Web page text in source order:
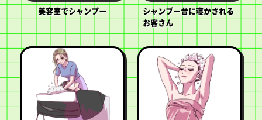
美容室でシャンプー
シャンプー台に寝かされる
お客さん